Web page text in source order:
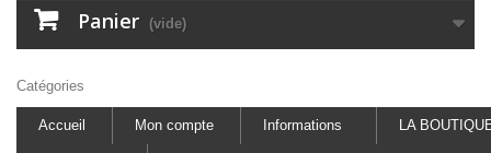
Panier (vide)
Catégories
Accueil Mon compte Informations LA